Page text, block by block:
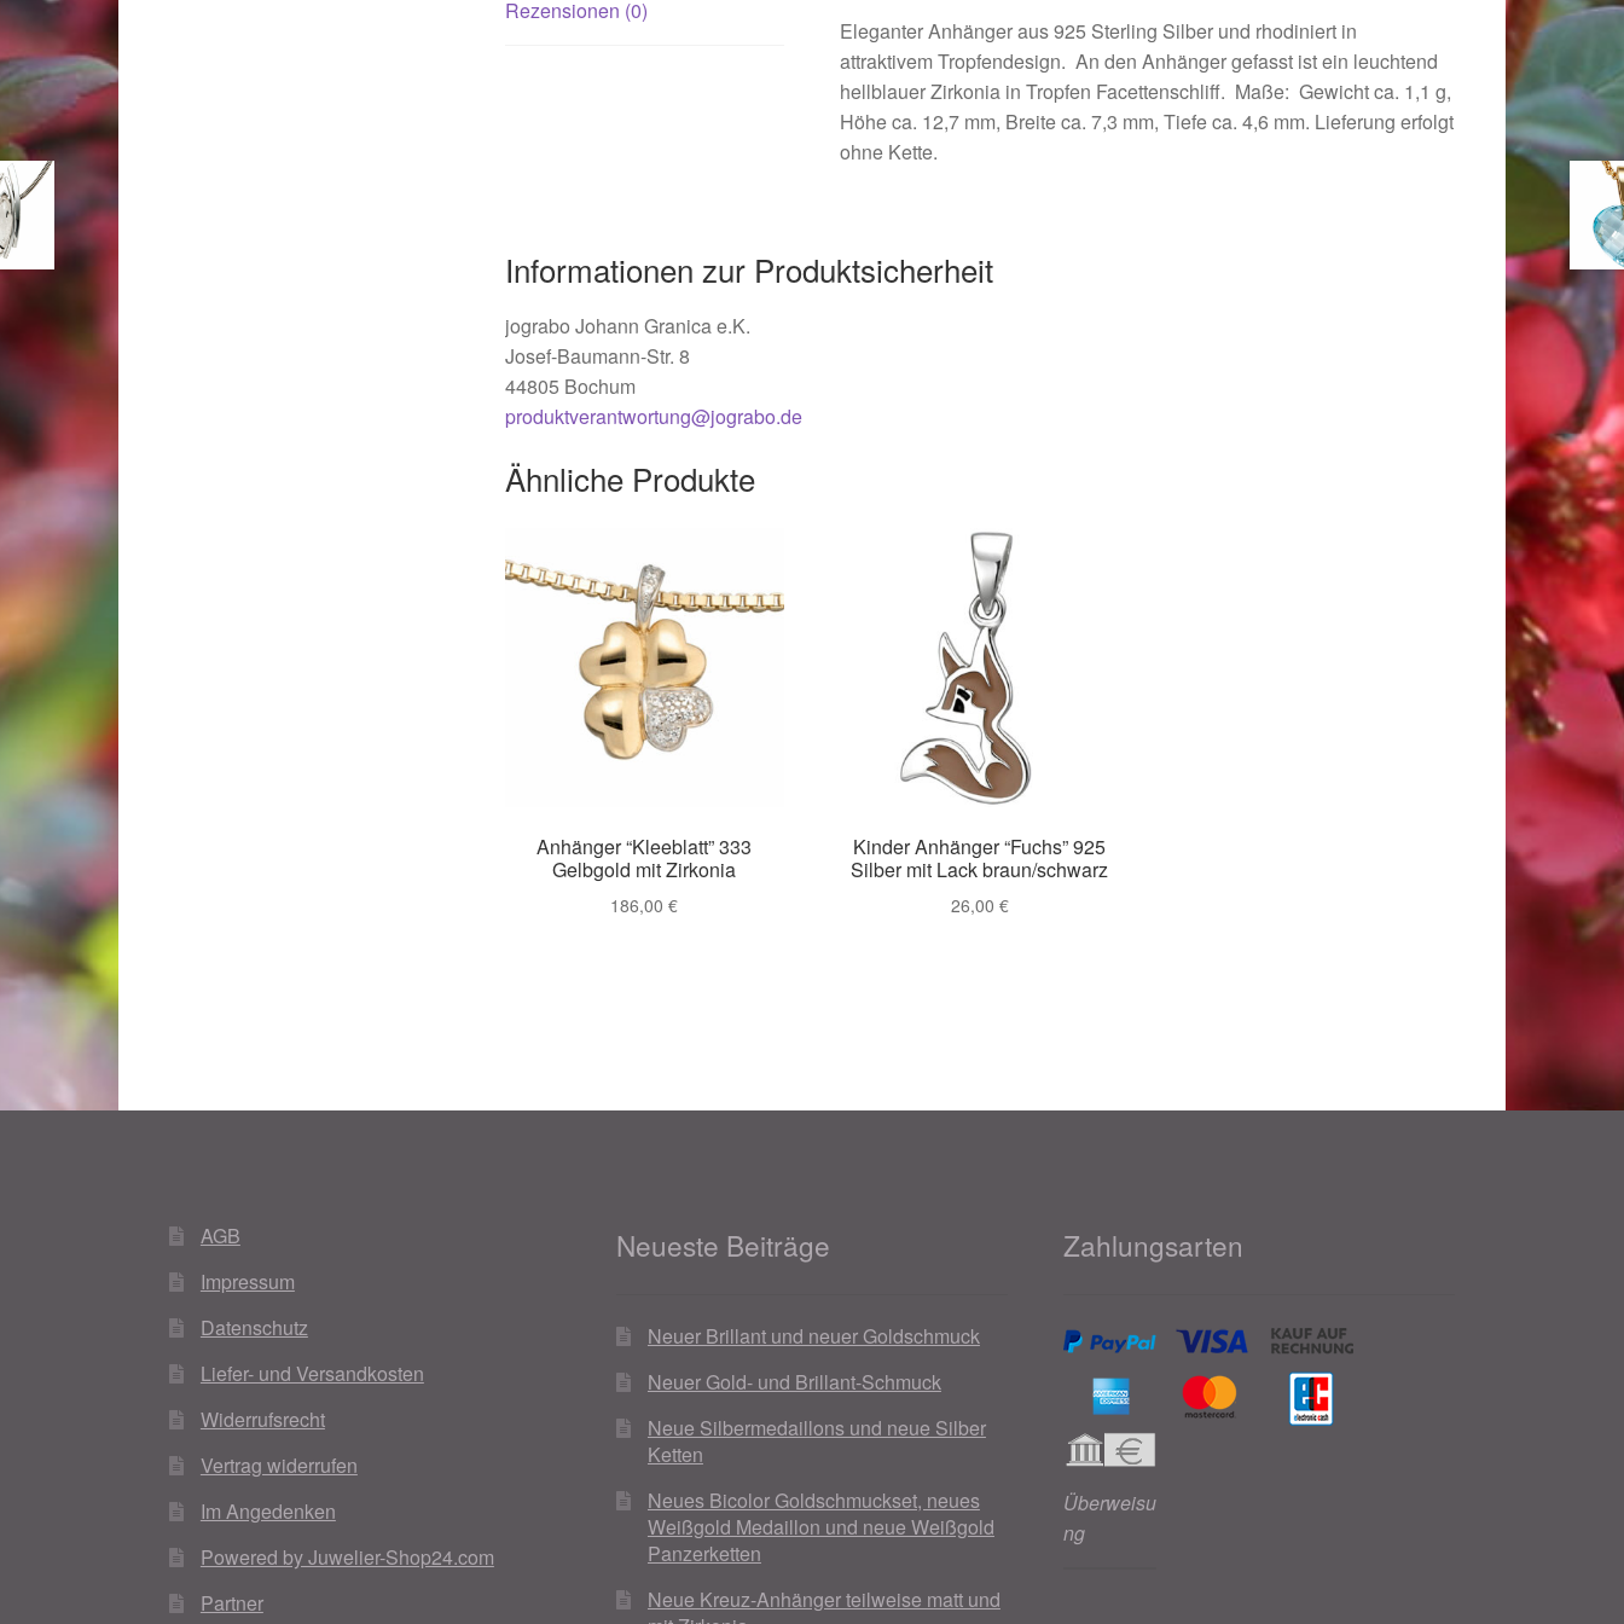
Rezensionen (0)
Eleganter Anhänger aus 925 Sterling Silber und rhodiniert in
attraktivem Tropfendesign. An den Anhänger gefasst ist ein leuchtend
hellblauer Zirkonia in Tropfen Facettenschliff. Maße: Gewicht ca. 1,1 g,
Höhe ca. 12,7 mm, Breite ca. 7,3 mm, Tiefe ca. 4,6 mm. Lieferung erfolgt
ohne Kette.
Informationen zur Produktsicherheit
jograbo Johann Granica e.K.
Josef-Baumann-Str. 8
44805 Bochum
produktverantwortung@jograbo.de
Ähnliche Produkte
Anhänger “Kleeblatt” 333
Gelbgold mit Zirkonia
186,00€
Kinder Anhänger “Fuchs” 925
Silber mit Lack braun/schwarz
26,00 €
AGB
Impressum
Datenschutz
Liefer- und Versandkosten
Widerrufsrecht
Vertrag widerrufen
Im Angedenken
Powered by Juwelier-Shop24.com
Partner
Neueste Beiträge
Neuer Brillant und neuer Goldschmuck
Neuer Gold- und Brillant-Schmuck
Neue Silbermedaillons und neue Silber
Ketten
Neues Bicolor Goldschmuckset, neues
Weißgold Medaillon und neue Weißgold
Panzerketten
Neue Kreuz-Anhänger teilweise matt und
Zahlungsarten
Überweisu
ng